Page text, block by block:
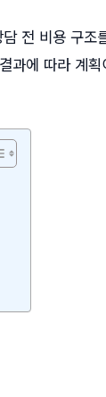
담 전 비용 구조
과에 따라 계